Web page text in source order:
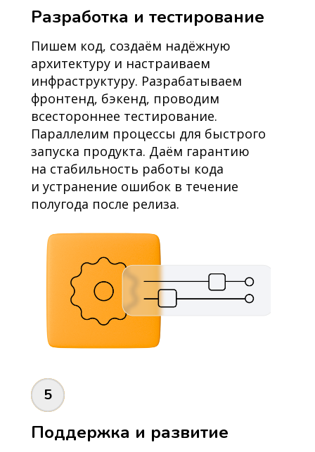
5
Поддержка и развитие
Разработка и тестирование
Пишем код, создаём надёжную
архитектуру и настраиваем
инфраструктуру. Разрабатываем
фронтенд, бэкенд, проводим
всестороннее тестирование.
Параллелим процессы для быстрого
запуска продукта. Даём гарантию
на стабильность работы кода
и устранение ошибок в течение
полугода после релиза.